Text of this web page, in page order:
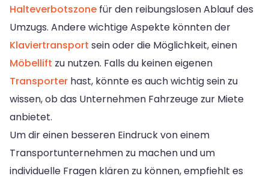
Halteverbotszone für den reibungslosen Ablauf des
Umzugs. Andere wichtige Aspekte könnten der
Klaviertransport sein oder die Möglichkeit, einen
Möbellift zu nutzen. Falls du keinen eigenen
Transporter hast, könnte es auch wichtig sein zu
wissen, ob das Unternehmen Fahrzeuge zur Miete
anbietet.
Um dir einen besseren Eindruck von einem
Transportunternehmen zu machen und um
individuelle Fragen klären zu können, empfiehlt es